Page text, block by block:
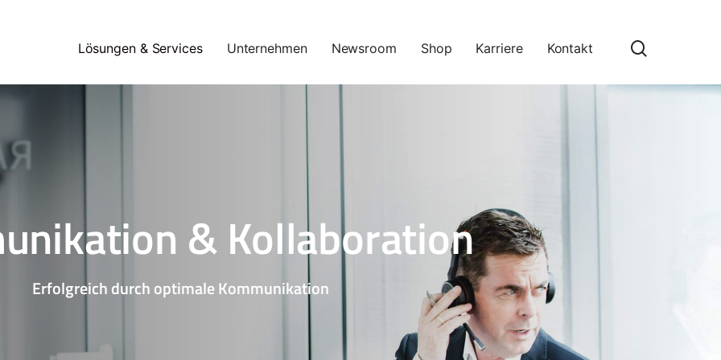
Lösungen & Services Unternehmen Newsroom Shop Karriere Kontakt
& Kollaboration
Erfolgreich durch optimale Kommunikation